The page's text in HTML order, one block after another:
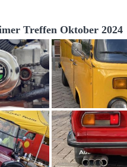
Treffen Oktober 2024